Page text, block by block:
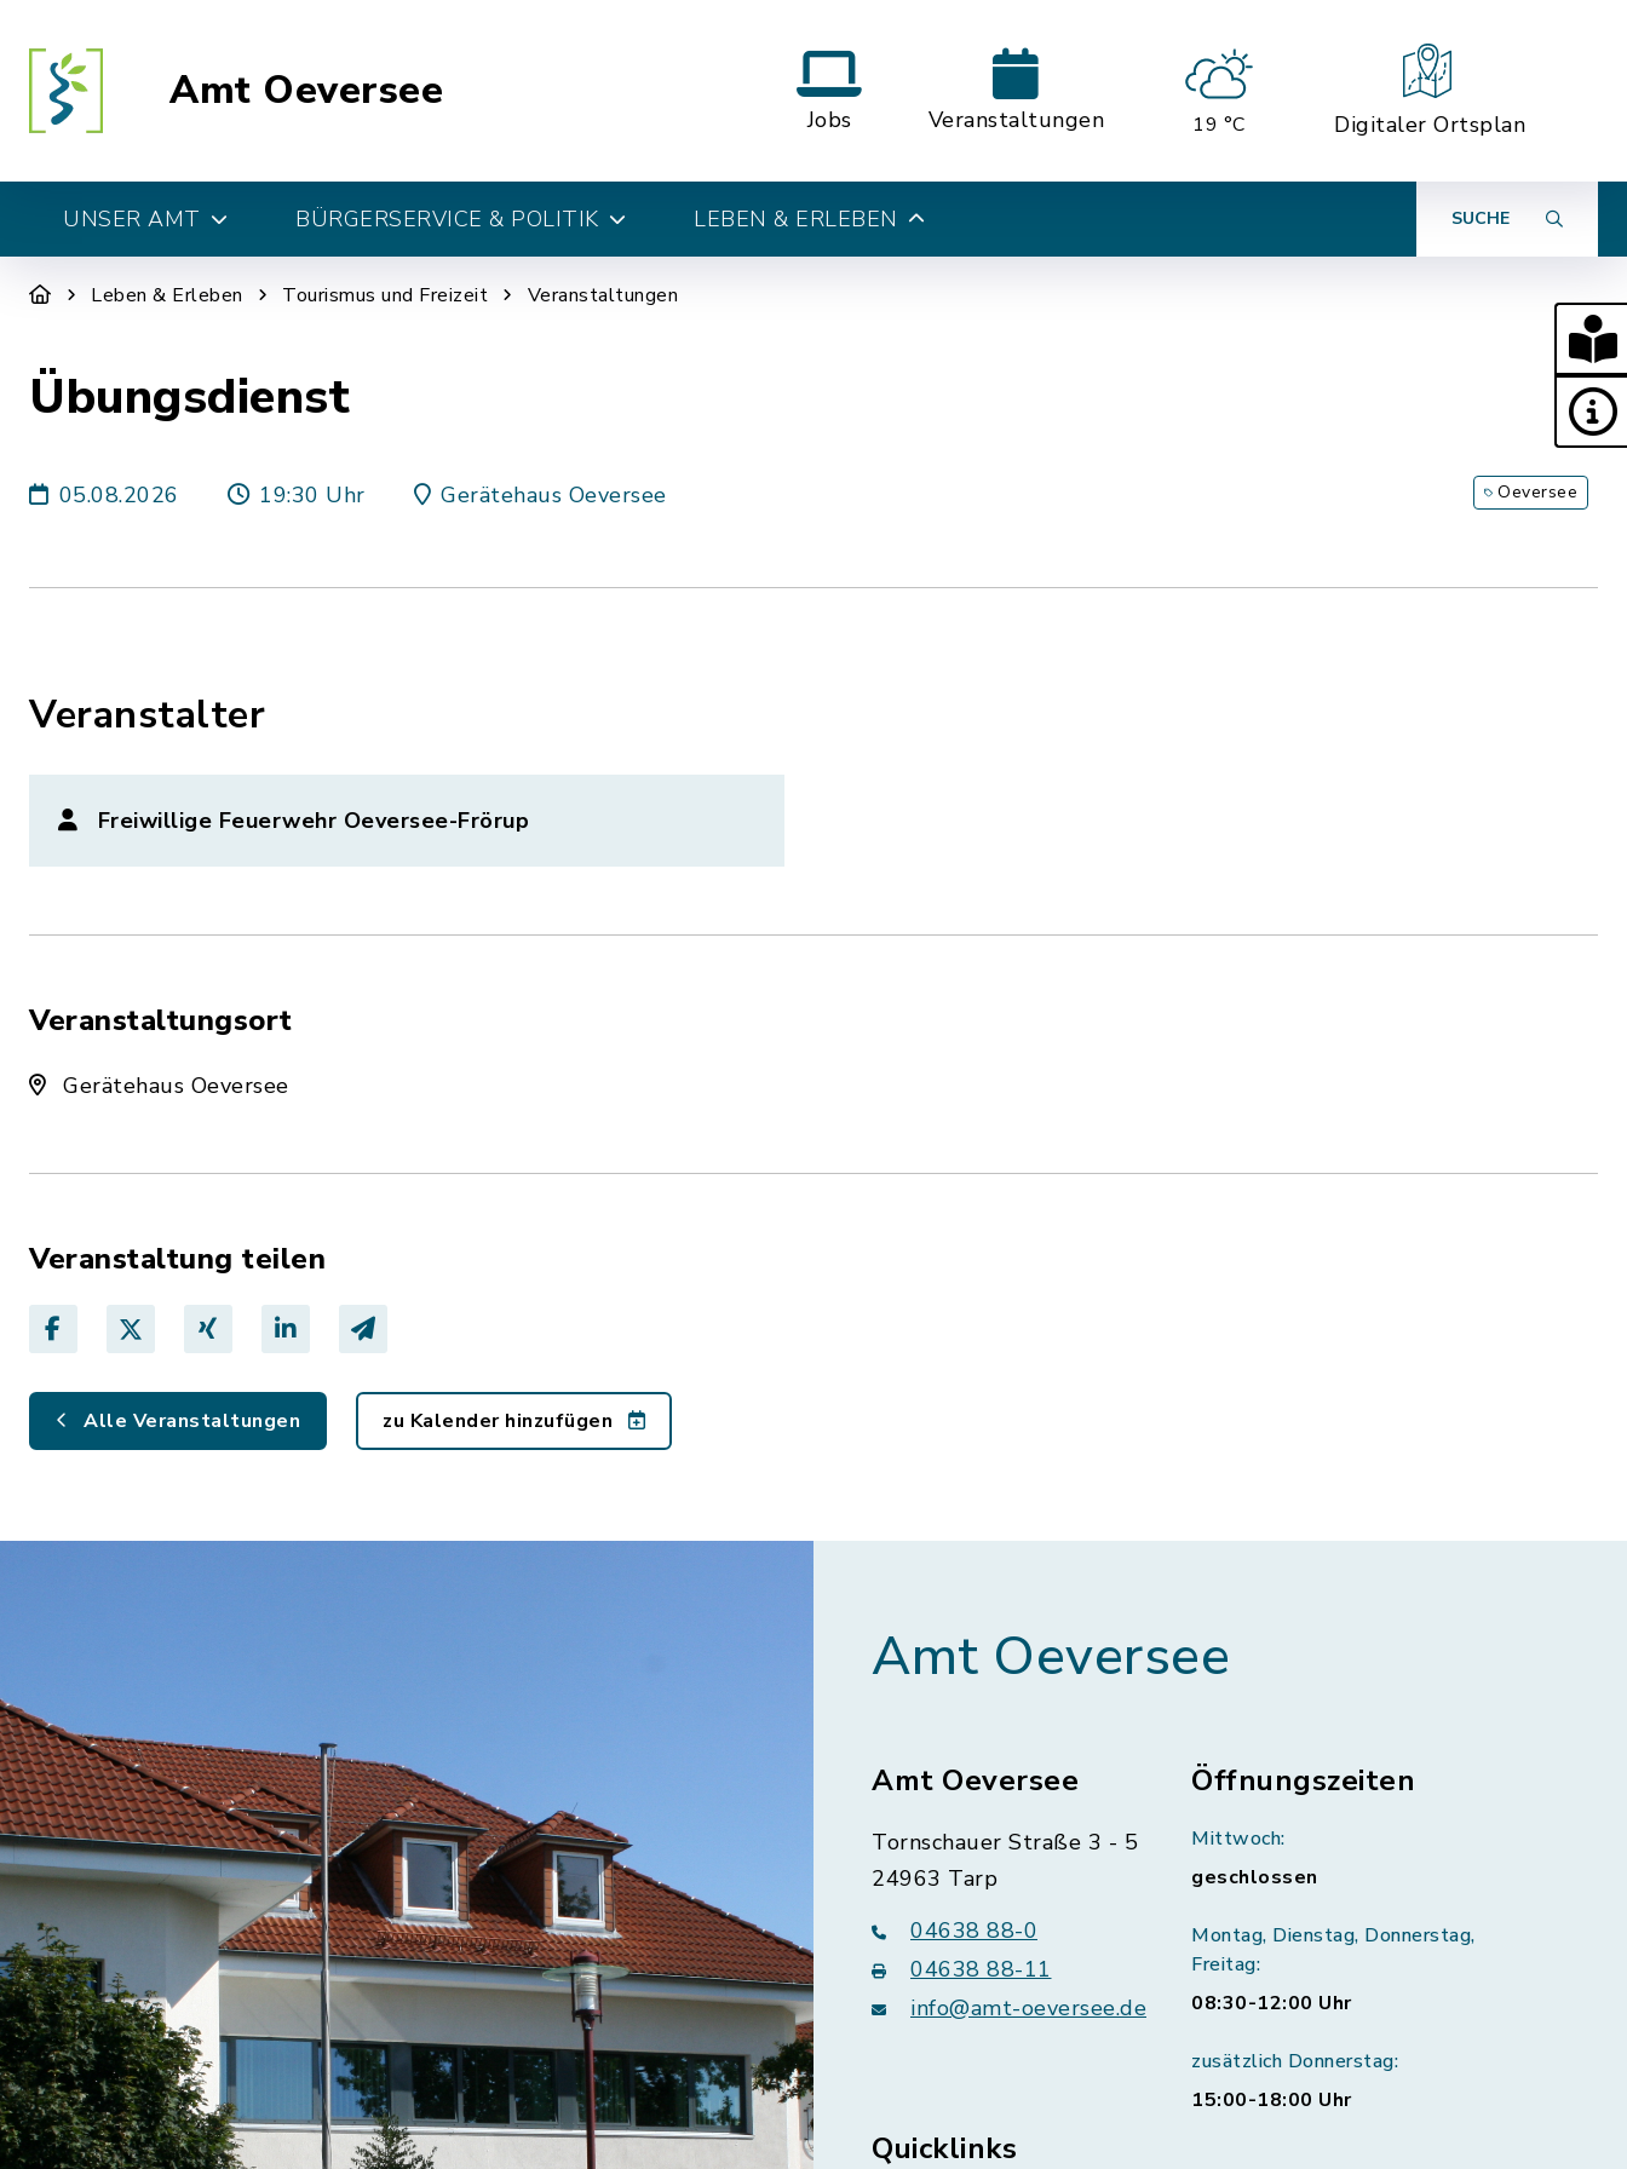
Amt Oeversee
Jobs Veranstaltungen 19 °C Digitaler Ortsplan
UNSER AMT BÜRGERSERVICE & POLITIK LEBEN & ERLEBEN SUCHE
Leben & Erleben Tourismus und Freizeit Veranstaltungen
Übungsdienst
05.08.2026 19:30 Uhr Gerätehaus Oeversee Oeversee
Veranstalter
Freiwillige Feuerwehr Oeversee-Frörup
Veranstaltungsort
Gerätehaus Oeversee
Veranstaltung teilen
Alle Veranstaltungen zu Kalender hinzufügen
Amt Oeversee
Amt Oeversee
Tornschauer Straße 3 - 5
24963 Tarp
04638 88-0
04638 88-11
info@amt-oeversee.de
Öffnungszeiten
Mittwoch:
geschlossen
Montag, Dienstag, Donnerstag,
Freitag:
08:30-12:00 Uhr
zusätzlich Donnerstag:
15:00-18:00 Uhr
Quicklinks